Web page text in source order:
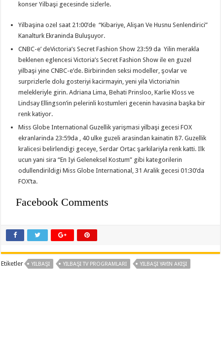
konser Yilbaşi gecesinde sizlerle.
Yilbaşina ozel saat 21:00’de “Kibariye, Alişan Ve Husnu Senlendirici”
Kanalturk Ekraninda Buluşuyor.
CNBC-e’ deVictoria’s Secret Fashion Show 23:59 da Yilin merakla
beklenen eglencesi Victoria’s Secret Fashion Show ile en guzel
yilbaşi yine CNBC-e’de. Birbirinden seksi modeller, şovlar ve
surprizlerle dolu gosteriyi kacirmayin, yeni yila Victoria’nin
melekleriyle girin. Adriana Lima, Behati Prinsloo, Karlie Kloss ve
Lindsay Ellingson’in pelerinli kostumleri gecenin havasina başka bir
renk katiyor.
Miss Globe International Guzellik yarişmasi yilbaşi gecesi FOX
ekranlarinda 23:59da , 40 ulke guzeli arasindan kainatin 87. Guzellik
kralicesi belirlendigi geceye, Serdar Ortac şarkilariyla renk katti. Ilk
ucun yani sira “En Iyi Geleneksel Kostum” gibi kategorilerin
odullendirildigi Miss Globe International, 31 Aralik gecesi 01:30’da
FOX’ta.
Facebook Comments
Etiketler YILBAŞI YILBAŞI TV PROGRAMLARI YILBAŞI YAYIN AKIŞI